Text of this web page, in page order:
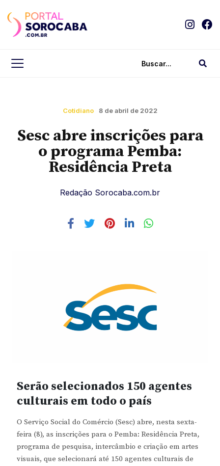
Cotidiano 8 de abril de 2022
Sesc abre inscrições para
o programa Pemba:
Residência Preta
Redação Sorocaba.com.br
Serão selecionados 150 agentes
culturais em todo o país
O Serviço Social do Comércio (Sesc) abre, nesta sexta-
feira (8), as inscrições para o Pemba: Residência Preta,
programa de pesquisa, intercâmbio e criação em artes
visuais, que selecionará até 150 agentes culturais de